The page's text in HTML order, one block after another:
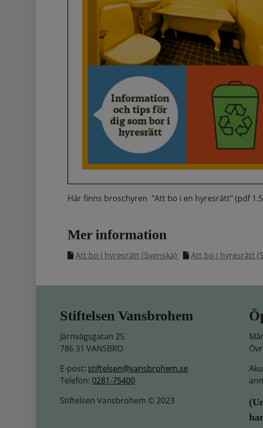
Här finns broschyren "Att bo i en hyresrätt" (pdf
Mer information
Att bo i hyresrätt (Svenska) Att bo i hyresrätt
Stiftelsen Vansbrohem
Järnvägsgatan 25
786 31 VANSBRO
E-post: stiftelsen@vansbrohem.se
Telefon: 0281-75400
Stiftelsen Vansbrohem © 2023
(